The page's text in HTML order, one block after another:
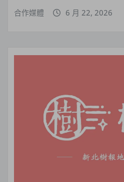
合作媒體 6 月 22, 2026